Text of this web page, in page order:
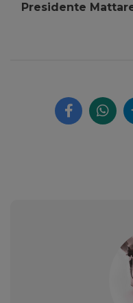
Presidente